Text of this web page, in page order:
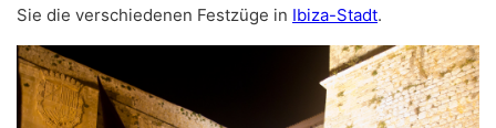
Sie die verschiedenen Festzüge in Ibiza-Stadt.